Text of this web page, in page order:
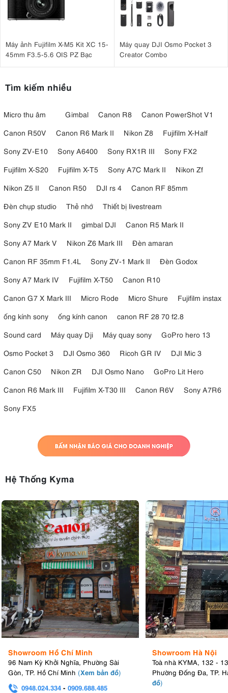
Máy ảnh Fujifilm X-M5 Kit XC 15-
45mm F3.5-5.6 OIS PZ Bạc
Máy quay DJI Osmo Pocket 3
Creator Combo
Tìm kiếm nhiều
Micro thu âm Gimbal Canon R8
Canon PowerShot V1
Canon R50V
Canon R6 Mark II Nikon Z8
Fujifilm X-Half
Sony ZV-E10
Sony A6400 Sony RX1R III
Sony FX2
Fujifilm X-S20
Fujifilm X-T5 Sony A7C Mark II
Nikon Zf
Nikon Z5 II
Canon R50 DJI rs 4
Canon RF 85mm
Đèn chụp studio
Thẻ nhớ
Thiết bị livestream
Sony ZV E10 Mark II
gimbal DJI
Canon R5 Mark II
Sony A7 Mark V
Nikon Z6 Mark III
Đèn amaran
Canon RF 35mm F1.4L
Sony ZV-1 Mark II
Đèn Godox
Sony A7 Mark IV
Fujifilm X-T50
Canon R10
Canon G7 X Mark III
Micro Rode Micro Shure
Fujifilm instax
ống kính sony
ống kính canon
canon RF 28 70 f2.8
Sound card
Máy quay Dji Máy quay sony
GoPro hero 13
Osmo Pocket 3
DJI Osmo 360 Ricoh GR IV
DJI Mic 3
Canon C50
Nikon ZR DJI Osmo Nano
GoPro Lit Hero
Canon R6 Mark III
Fujifilm X-T30 III Canon R6V
Sony A7R6
Sony FX5
Hệ Thống Kyma
Showroom Hồ Chí Minh
96 Nam Kỳ Khởi Nghĩa, Phường Sài
Gòn, TP. Hồ Chí Minh (Xem bản đồ)
0948.024.334 - 0909.688.485
Showroom Hà Nội
Toà nhà KYMA, 132 -
Phường Đống Đa, TP.
đồ)